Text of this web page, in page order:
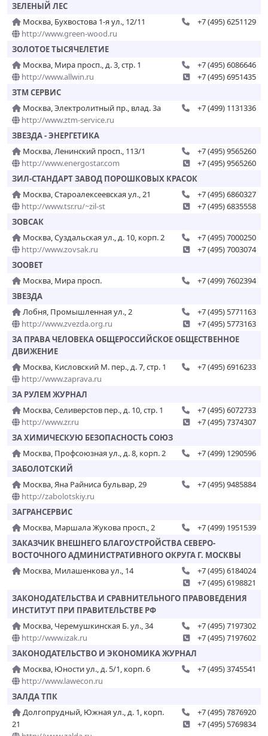
ЗЕЛЕНЫЙ ЛЕС
Москва, Бухвостова 1-я ул., 12/11
http://www.green-wood.ru
+7 (495) 6251129
ЗОЛОТОЕ ТЫСЯЧЕЛЕТИЕ
Москва, Мира просп., д. 3, стр. 1
http://www.allwin.ru
+7 (495) 6086646
+7 (495) 6951435
ЗТМ СЕРВИС
Москва, Электролитный пр., влад. 3а
http://www.ztm-service.ru
+7 (499) 1131336
ЗВЕЗДА - ЭНЕРГЕТИКА
Москва, Ленинский просп., 113/1
http://www.energostar.com
+7 (495) 9565260
+7 (495) 9565260
ЗИЛ-СТАНДАРТ ЗАВОД ПОРОШКОВЫХ КРАСОК
Москва, Староалексеевская ул., 21
http://www.tsr.ru/~zil-st
+7 (495) 6860327
+7 (495) 6835558
ЗОВСАК
Москва, Суздальская ул., д. 10, корп. 2
http://www.zovsak.ru
+7 (495) 7000250
+7 (495) 7003074
ЗООВЕТ
Москва, Мира просп.
+7 (499) 7602394
ЗВЕЗДА
Лобня, Промышленная ул., 2
http://www.zvezda.org.ru
+7 (495) 5771163
+7 (495) 5773163
ЗА ПРАВА ЧЕЛОВЕКА ОБЩЕРОССИЙСКОЕ ОБЩЕСТВЕННОЕ
ДВИЖЕНИЕ
Москва, Кисловский М. пер., д. 7, стр. 1
http://www.zaprava.ru
+7 (495) 6916233
ЗА РУЛЕМ ЖУРНАЛ
Москва, Селиверстов пер., д. 10, стр. 1
http://www.zr.ru
+7 (495) 6072733
+7 (495) 7374307
ЗА ХИМИЧЕСКУЮ БЕЗОПАСНОСТЬ СОЮЗ
Москва, Профсоюзная ул., д. 8, корп. 2
+7 (499) 1290596
ЗАБОЛОТСКИЙ
Москва, Яна Райниса бульвар, 29
http://zabolotskiy.ru
+7 (495) 9485884
ЗАГРАНСЕРВИС
Москва, Маршала Жукова просп., 2
+7 (499) 1951539
ЗАКАЗЧИК ВНЕШНЕГО БЛАГОУСТРОЙСТВА СЕВЕРО-
ВОСТОЧНОГО АДМИНИСТРАТИВНОГО ОКРУГА Г. МОСКВЫ
Москва, Милашенкова ул., 14
+7 (495) 6184024
+7 (495) 6198821
ЗАКОНОДАТЕЛЬСТВА И СРАВНИТЕЛЬНОГО ПРАВОВЕДЕНИЯ
ИНСТИТУТ ПРИ ПРАВИТЕЛЬСТВЕ РФ
Москва, Черемушкинская Б. ул., 34
http://www.izak.ru
+7 (495) 7197302
+7 (495) 7197602
ЗАКОНОДАТЕЛЬСТВО И ЭКОНОМИКА ЖУРНАЛ
Москва, Юности ул., д. 5/1, корп. 6
http://www.lawecon.ru
+7 (495) 3745541
ЗАЛДА ТПК
Долгопрудный, Южная ул., д. 1, корп.
21
+7 (495) 7876920
+7 (495) 5769834